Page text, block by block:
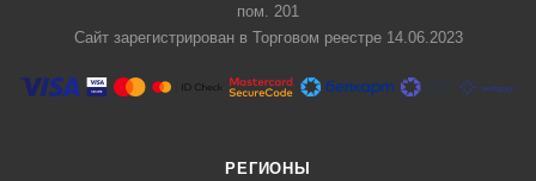
пом. 201
Сайт зарегистрирован в Торговом реестре 14.06.2023
РЕГИОНЫ